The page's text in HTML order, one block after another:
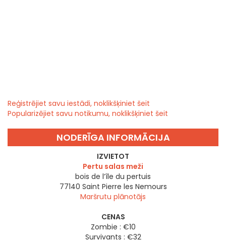
Reģistrējiet savu iestādi, noklikšķiniet šeit
Popularizējiet savu notikumu, noklikšķiniet šeit
NODERĪGA INFORMĀCIJA
IZVIETOT
Pertu salas meži
bois de l’île du pertuis
77140 Saint Pierre les Nemours
Maršrutu plānotājs
CENAS
Zombie : €10
Survivants : €32